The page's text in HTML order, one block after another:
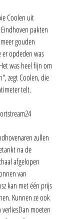
Coolen uit
pakten
gouden
er opdeden was
was heel fijn om
zegt Coolen, die
telt.
zullen
na de
afgelopen
van
kan met één prijs
Kunnen ze ook
moeten